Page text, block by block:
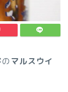
の マルスウイ